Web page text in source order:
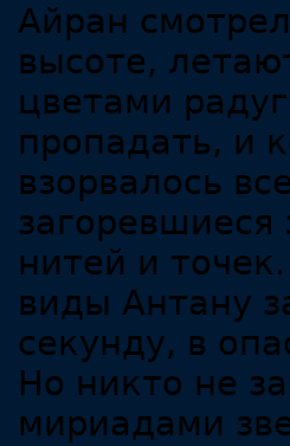
Айран
высоте,
цветами
пропадать, и
взорвалось
загоревшиеся
нитей и
виды Антану
секунду, в
Но никто не
мириадами